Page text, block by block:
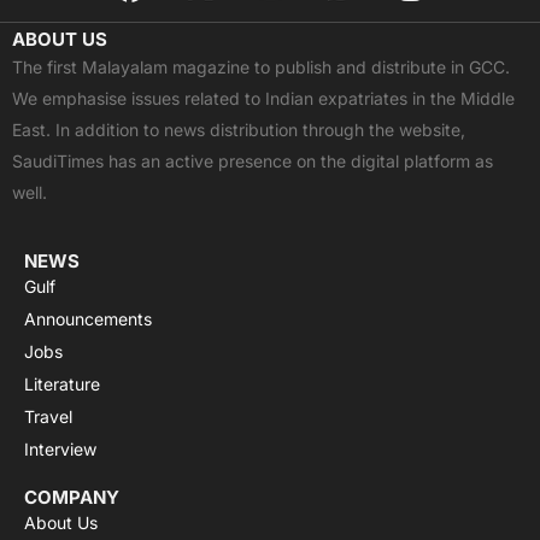
c
e
b
o
o
k
t
w
i
t
t
e
u
t
u
b
e
a
t
s
a
p
p
s
t
a
g
r
a
ABOUT US
The first Malayalam magazine to publish and distribute in GCC.
We emphasise issues related to Indian expatriates in the Middle
East. In addition to news distribution through the website,
SaudiTimes has an active presence on the digital platform as
well.
NEWS
Gulf
Announcements
Jobs
Literature
Travel
Interview
COMPANY
About Us